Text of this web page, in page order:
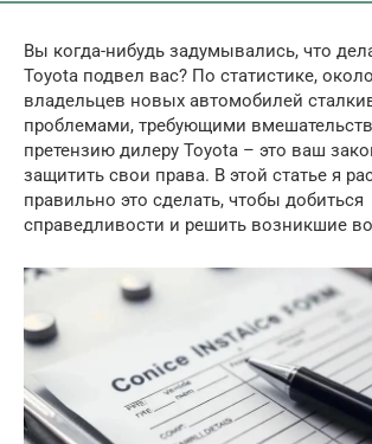
Вы когда-нибудь задумывались, что
Toyota подвел вас? По статистике,
владельцев новых автомобилей
проблемами, требующими
претензию дилеру Toyota – это ваш
защитить свои права. В этой статье я
правильно это сделать, чтобы добиться
справедливости и решить возникшие